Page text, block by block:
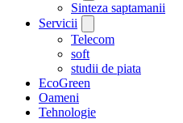
Sinteza saptamanii
Servicii
Telecom
soft
studii de piata
EcoGreen
Oameni
Tehnologie